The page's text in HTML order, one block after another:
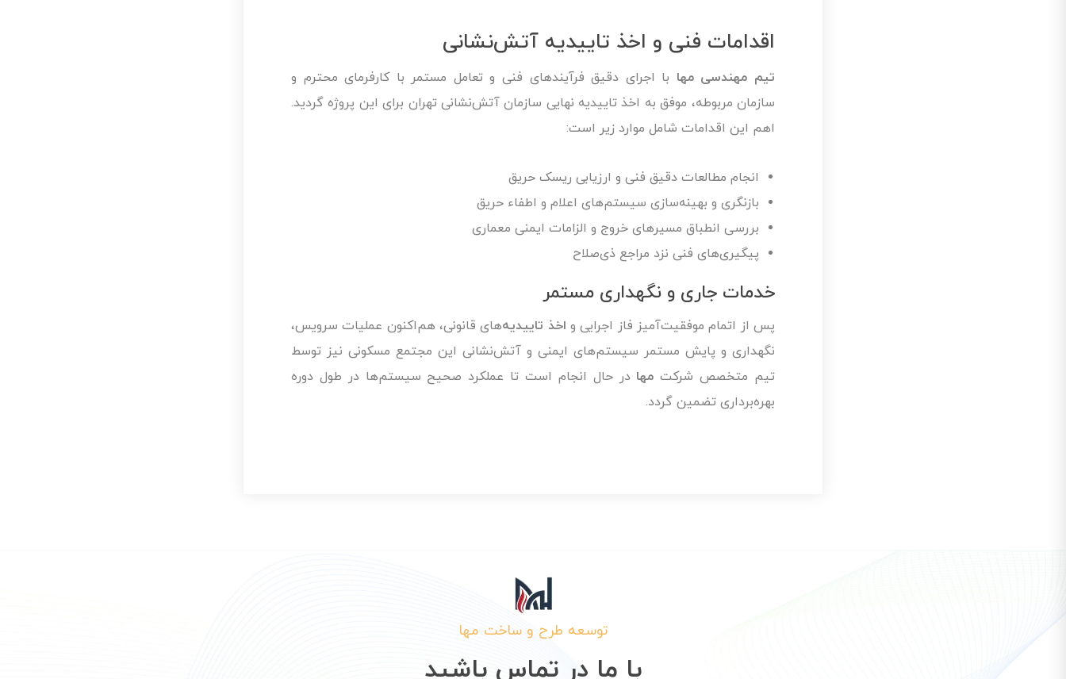
اقدامات فنی و اخذ تاییدیه آتش‌نشانی
تیم مهندسی مها با اجرای دقیق فرآیندهای فنی و تعامل مستمر با کارفرمای محترم و
سازمان مربوطه، موفق به اخذ تاییدیه نهایی سازمان آتش‌نشانی تهران برای این پروژه گردید.
اهم این اقدامات شامل موارد زیر است:
انجام مطالعات دقیق فنی و ارزیابی ریسک حریق
بازنگری و بهینه‌سازی سیستم‌های اعلام و اطفاء حریق
بررسی انطباق مسیرهای خروج و الزامات ایمنی معماری
پیگیری‌های فنی نزد مراجع ذی‌صلاح
خدمات جاری و نگهداری مستمر
پس از اتمام موفقیت‌آمیز فاز اجرایی واخذ تاییدیه‌های قانونی، هم‌اکنون عملیات سرویس،
نگهداری و پایش مستمر سیستم‌های ایمنی و آتش‌نشانی این مجتمع مسکونی نیز توسط
تیم متخصص شرکت مها در حال انجام است تا عملکرد صحیح سیستم‌ها در طول دوره
بهره‌برداری تضمین گردد.
توسعه طرح و ساخت مها
با ما در تماس باشید